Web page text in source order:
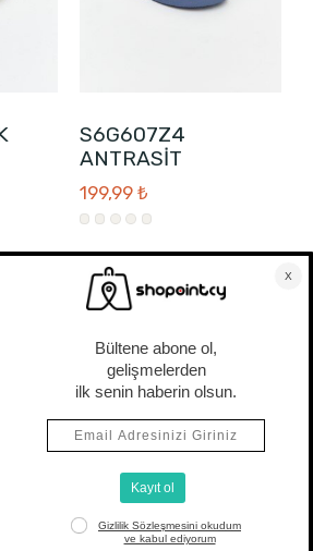
S6G607Z4
ANTRASİT
199,99 ₺